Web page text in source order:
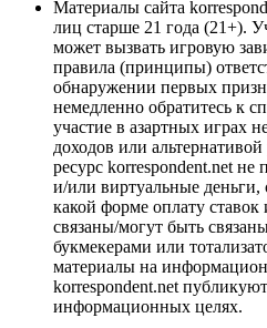
Материалы сайта
лиц старше 21 года (21+).
может вызвать игровую
правила (принципы)
обнаружении первых
немедленно обратитесь к
участие в азартных играх
доходов или
ресурс korrespondent.net
и/или виртуальные
какой форме оплату
связаны/могут быть
букмекерами или
материалы на
korrespondent.net
информационных целях.